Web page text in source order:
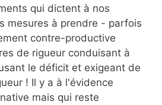
qui dictent à nos
mesures à prendre - parfois
contre-productive
de rigueur conduisant à
le déficit et exigeant de
! Il y a à l'évidence
mais qui reste